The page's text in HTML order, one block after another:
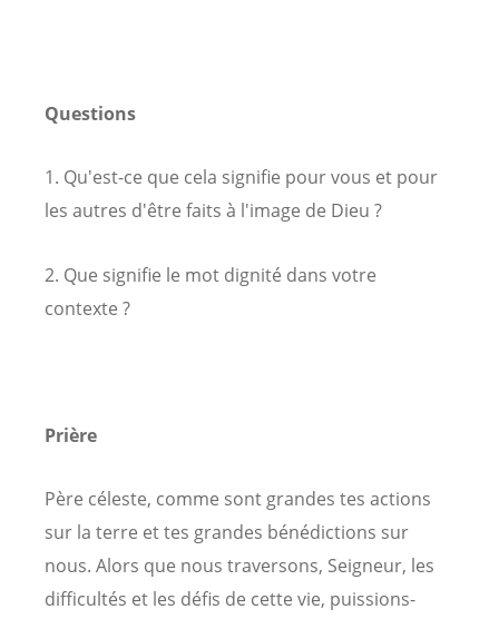
Questions
1. Qu'est-ce que cela signifie pour vous et pour
les autres d'être faits à l'image de Dieu ?
2. Que signifie le mot dignité dans votre
contexte ?
Prière
Père céleste, comme sont grandes tes actions
sur la terre et tes grandes bénédictions sur
nous. Alors que nous traversons, Seigneur, les
difficultés et les défis de cette vie, puissions-